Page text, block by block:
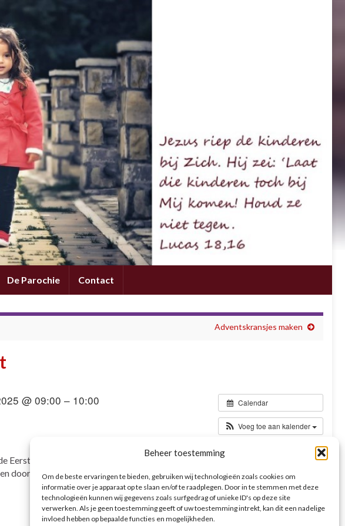
Beheer toestemming
Om de beste ervaringen te bieden, gebruiken wij technologieën zoals cookies om
informatie over je apparaat op te slaan en/of te raadplegen. Door in te stemmen met deze
technologieën kunnen wij gegevens zoals surfgedrag of unieke ID's op deze site
verwerken. Als je geen toestemming geeft of uw toestemming intrekt, kan dit een nadelige
invloed hebben op bepaalde functies en mogelijkheden.
De Parochie Contact
Adventskransjes maken
Calendar
Voeg toe aan kalender
@ 09:00 – 10:00
advent. Aan het begin van de viering komen alle communicanten met
door de pastoor gezegend.